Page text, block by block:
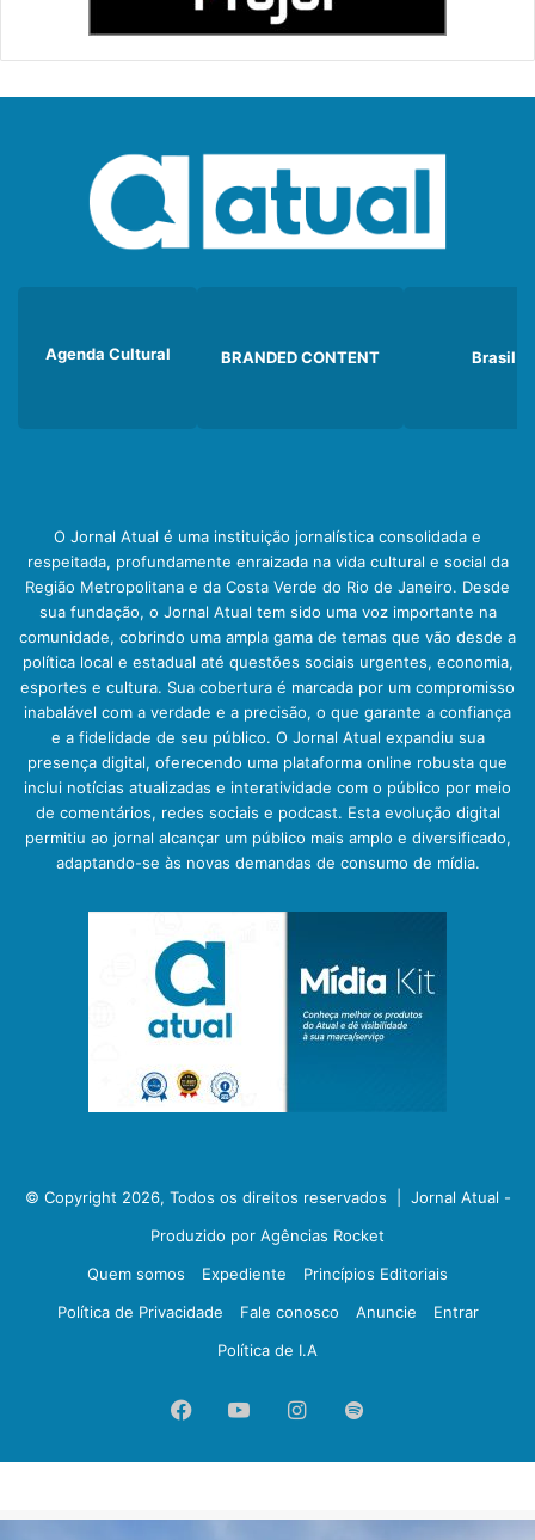
Agenda Cultural BRANDED CONTENT Brasil
O Jornal Atual é uma instituição jornalística consolidada e
respeitada, profundamente enraizada na vida cultural e social da
Região Metropolitana e da Costa Verde do Rio de Janeiro. Desde
sua fundação, o Jornal Atual tem sido uma voz importante na
comunidade, cobrindo uma ampla gama de temas que vão desde a
política local e estadual até questões sociais urgentes, economia,
esportes e cultura. Sua cobertura é marcada por um compromisso
inabalável com a verdade e a precisão, o que garante a confiança
e a fidelidade de seu público. O Jornal Atual expandiu sua
presença digital, oferecendo uma plataforma online robusta que
inclui notícias atualizadas e interatividade com o público por meio
de comentários, redes sociais e podcast. Esta evolução digital
permitiu ao jornal alcançar um público mais amplo e diversificado,
adaptando-se às novas demandas de consumo de mídia.
© Copyright 2026, Todos os direitos reservados | Jornal Atual -
Produzido por Agências Rocket
Quem somos
Expediente
Princípios Editoriais
Política de Privacidade
Fale conosco Anuncie
Entrar
Política de I.A
FacebookYouTubeInstagram
Spotify